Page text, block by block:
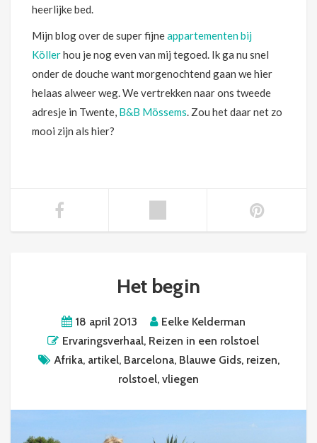
heerlijke bed.
Mijn blog over de super fijneappartementen bij
Köllerhou je nog even van mij tegoed. Ik ga nu snel
onder de douche want morgenochtend gaan we hier
helaas alweer weg. We vertrekken naar ons tweede
adresje in Twente, B&B Mössems. Zou het daar net zo
mooi zijn als hier?
Het begin
18 april 2013
Eelke Kelderman
Ervaringsverhaal, Reizen in een rolstoel
Afrika, artikel, Barcelona, Blauwe Gids, reizen,
rolstoel, vliegen